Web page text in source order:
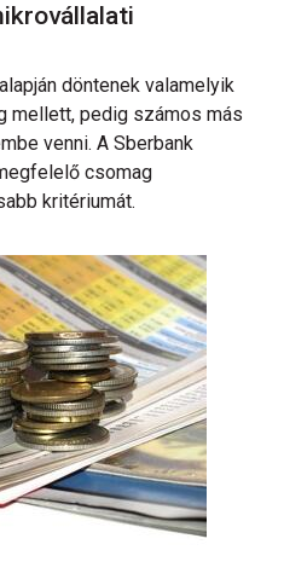
döntenek valamelyik
mellett, pedig számos más
venni. A Sberbank
csomag
kritériumát.